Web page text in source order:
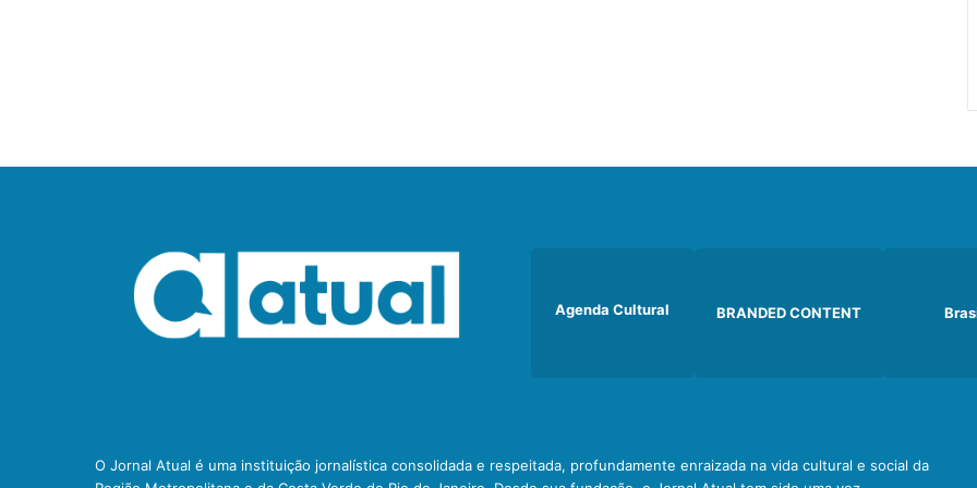
Agenda Cultural BRANDED CONTENT
O Jornal Atual é uma instituição jornalística consolidada e respeitada, profundamente enraizada na vida cultural e social da